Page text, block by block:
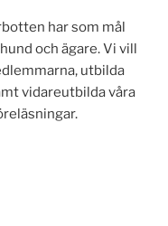
har som mål
och ägare. Vi vill
utbilda
vidareutbilda våra